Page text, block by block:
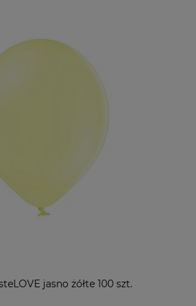
jasno żółte 100 szt.